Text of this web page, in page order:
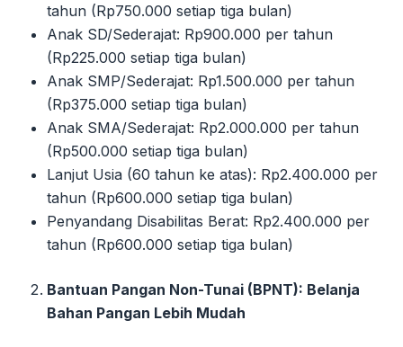
tahun (Rp750.000 setiap tiga bulan)
Anak SD/Sederajat: Rp900.000 per tahun
(Rp225.000 setiap tiga bulan)
Anak SMP/Sederajat: Rp1.500.000 per tahun
(Rp375.000 setiap tiga bulan)
Anak SMA/Sederajat: Rp2.000.000 per tahun
(Rp500.000 setiap tiga bulan)
Lanjut Usia (60 tahun ke atas): Rp2.400.000 per
tahun (Rp600.000 setiap tiga bulan)
Penyandang Disabilitas Berat: Rp2.400.000 per
tahun (Rp600.000 setiap tiga bulan)
Bantuan Pangan Non-Tunai (BPNT): Belanja
Bahan Pangan Lebih Mudah